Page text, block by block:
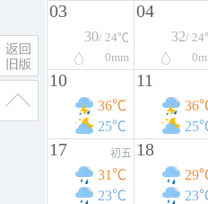
03
30/ 24℃
0mm
04
32/
0
10
36℃
25℃
11
17 初五
31℃
23℃
18